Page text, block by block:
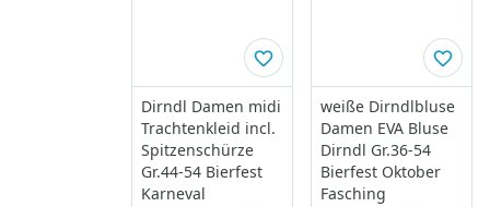
Dirndl Damen midi
Trachtenkleid incl.
Spitzenschürze
Gr.44-54 Bierfest
Karneval
weiße Dirndlbluse
Damen EVA Bluse
Dirndl Gr.36-54
Bierfest Oktober
Fasching